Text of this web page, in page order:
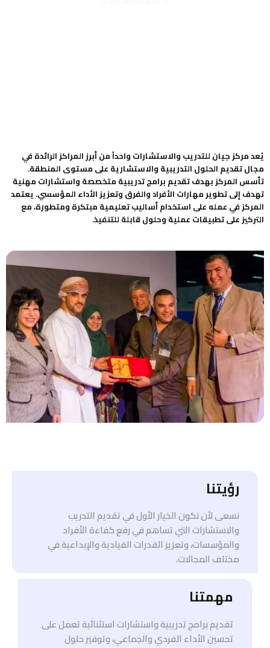
يُعد مركز جيان للتدريب والاستشارات واحداً من أبرز المراكز الرائدة في
مجال تقديم الحلول التدريبية والاستشارية على مستوى المنطقة.
تأسس المركز بهدف تقديم برامج تدريبية متخصصة واستشارات مهنية
تهدف إلى تطوير مهارات الأفراد والفرق وتعزيز الأداء المؤسسي. يعتمد
المركز في عمله على استخدام أساليب تعليمية مبتكرة ومتطورة، مع
التركيز على تطبيقات عملية وحلول قابلة للتنفيذ.
رؤيتنا
نسعى لأن نكون الخيار الأول في تقديم التدريب
والاستشارات التي تساهم في رفع كفاءة الأفراد
والمؤسسات، وتعزيز القدرات القيادية والإبداعية في
مختلف المجالات.
مهمتنا
تقديم برامج تدريبية واستشارات استثنائية تعمل على
تحسين الأداء الفردي والجماعي، وتوفير حلول